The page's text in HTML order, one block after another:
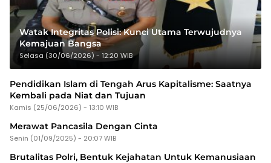
Watak Integritas Polisi: Kunci Utama Terwujudnya
Kemajuan Bangsa
Selasa (30/06/2026) - 12:20 WIB
Pendidikan Islam di Tengah Arus Kapitalisme: Saatnya
Kembali pada Niat dan Tujuan
Kamis (25/06/2026) - 13:10 WIB
Merawat Pancasila Dengan Cinta
Senin (01/09/2025) - 20:07 WIB
Brutalitas Polri, Bentuk Kejahatan Untuk Kemanusiaan